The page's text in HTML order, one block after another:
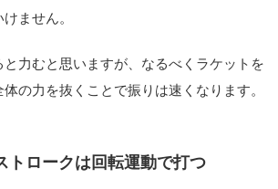
ません。
力むと思いますが、なるべくラケットを
の力を抜くことで振りは速くなります。
ロークは回転運動で打つ